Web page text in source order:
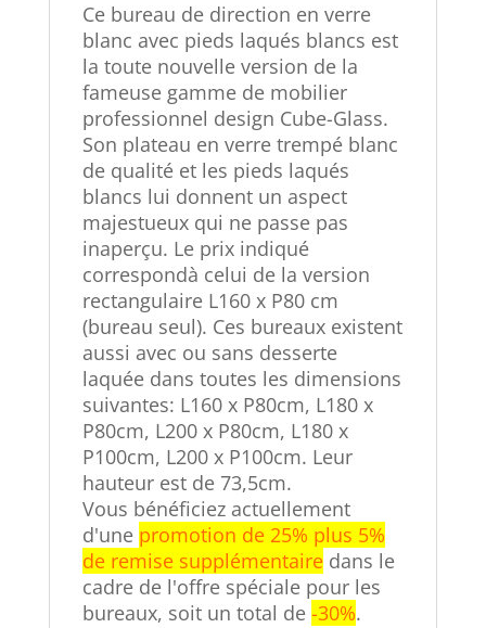
Ce bureau de direction en verre
blanc avec pieds laqués blancs est
la toute nouvelle version de la
fameuse gamme de mobilier
professionnel design Cube-Glass.
Son plateau en verre trempé blanc
de qualité et les pieds laqués
blancs lui donnent un aspect
majestueux qui ne passe pas
inaperçu. Le prix indiqué
correspondà celui de la version
rectangulaire L160 x P80 cm
(bureau seul). Ces bureaux existent
aussi avec ou sans desserte
laquée dans toutes les dimensions
suivantes: L160 x P80cm, L180 x
P80cm, L200 x P80cm, L180 x
P100cm, L200 x P100cm. Leur
hauteur est de 73,5cm.
Vous bénéficiez actuellement
d'une promotion de 25% plus 5%
de remise supplémentairedans le
cadre de l'offre spéciale pour les
bureaux, soit un total de -30%.